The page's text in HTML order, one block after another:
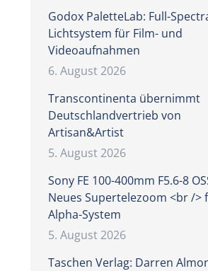
Godox PaletteLab: Full-
Lichtsystem für Film- und
Videoaufnahmen
6. August 2026
Transcontinenta übernimmt
Deutschlandvertrieb von
Artisan&Artist
5. August 2026
Sony FE 100-400mm F5.6-8
Neues Supertelezoom <br />
Alpha-System
5. August 2026
Taschen Verlag: Darren